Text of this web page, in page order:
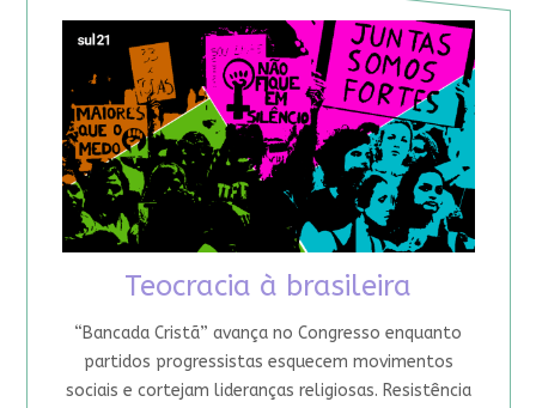
Teocracia à brasileira
“Bancada Cristã” avança no Congresso enquanto
partidos progressistas esquecem movimentos
sociais e cortejam lideranças religiosas. Resistência